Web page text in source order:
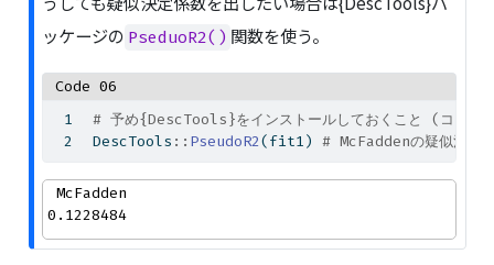
ッケージの PseduoR2() 関数を使う。
Code 06
# 予め{DescTools}をインストールしておくこと (コ
DescTools :: PseudoR2(fit1) # McFaddenの疑似決定
McFadden
0.1228484